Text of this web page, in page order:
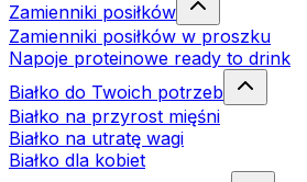
Zamienniki posiłków
Zamienniki posiłków w proszku
Napoje proteinowe ready to drink
Białko do Twoich potrzeb
Białko na przyrost mięśni
Białko na utratę wagi
Białko dla kobiet